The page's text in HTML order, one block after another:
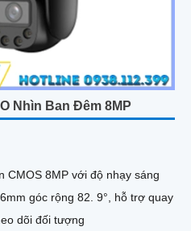
Nhìn Ban Đêm 8MP
CMOS 8MP với độ nhạy sáng
góc rộng 82. 9°, hỗ trợ quay
dõi đối tượng